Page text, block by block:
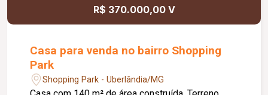
R$ 370.000,00 V
Casa para venda no bairro Shopping
Park
Shopping Park - Uberlândia/MG